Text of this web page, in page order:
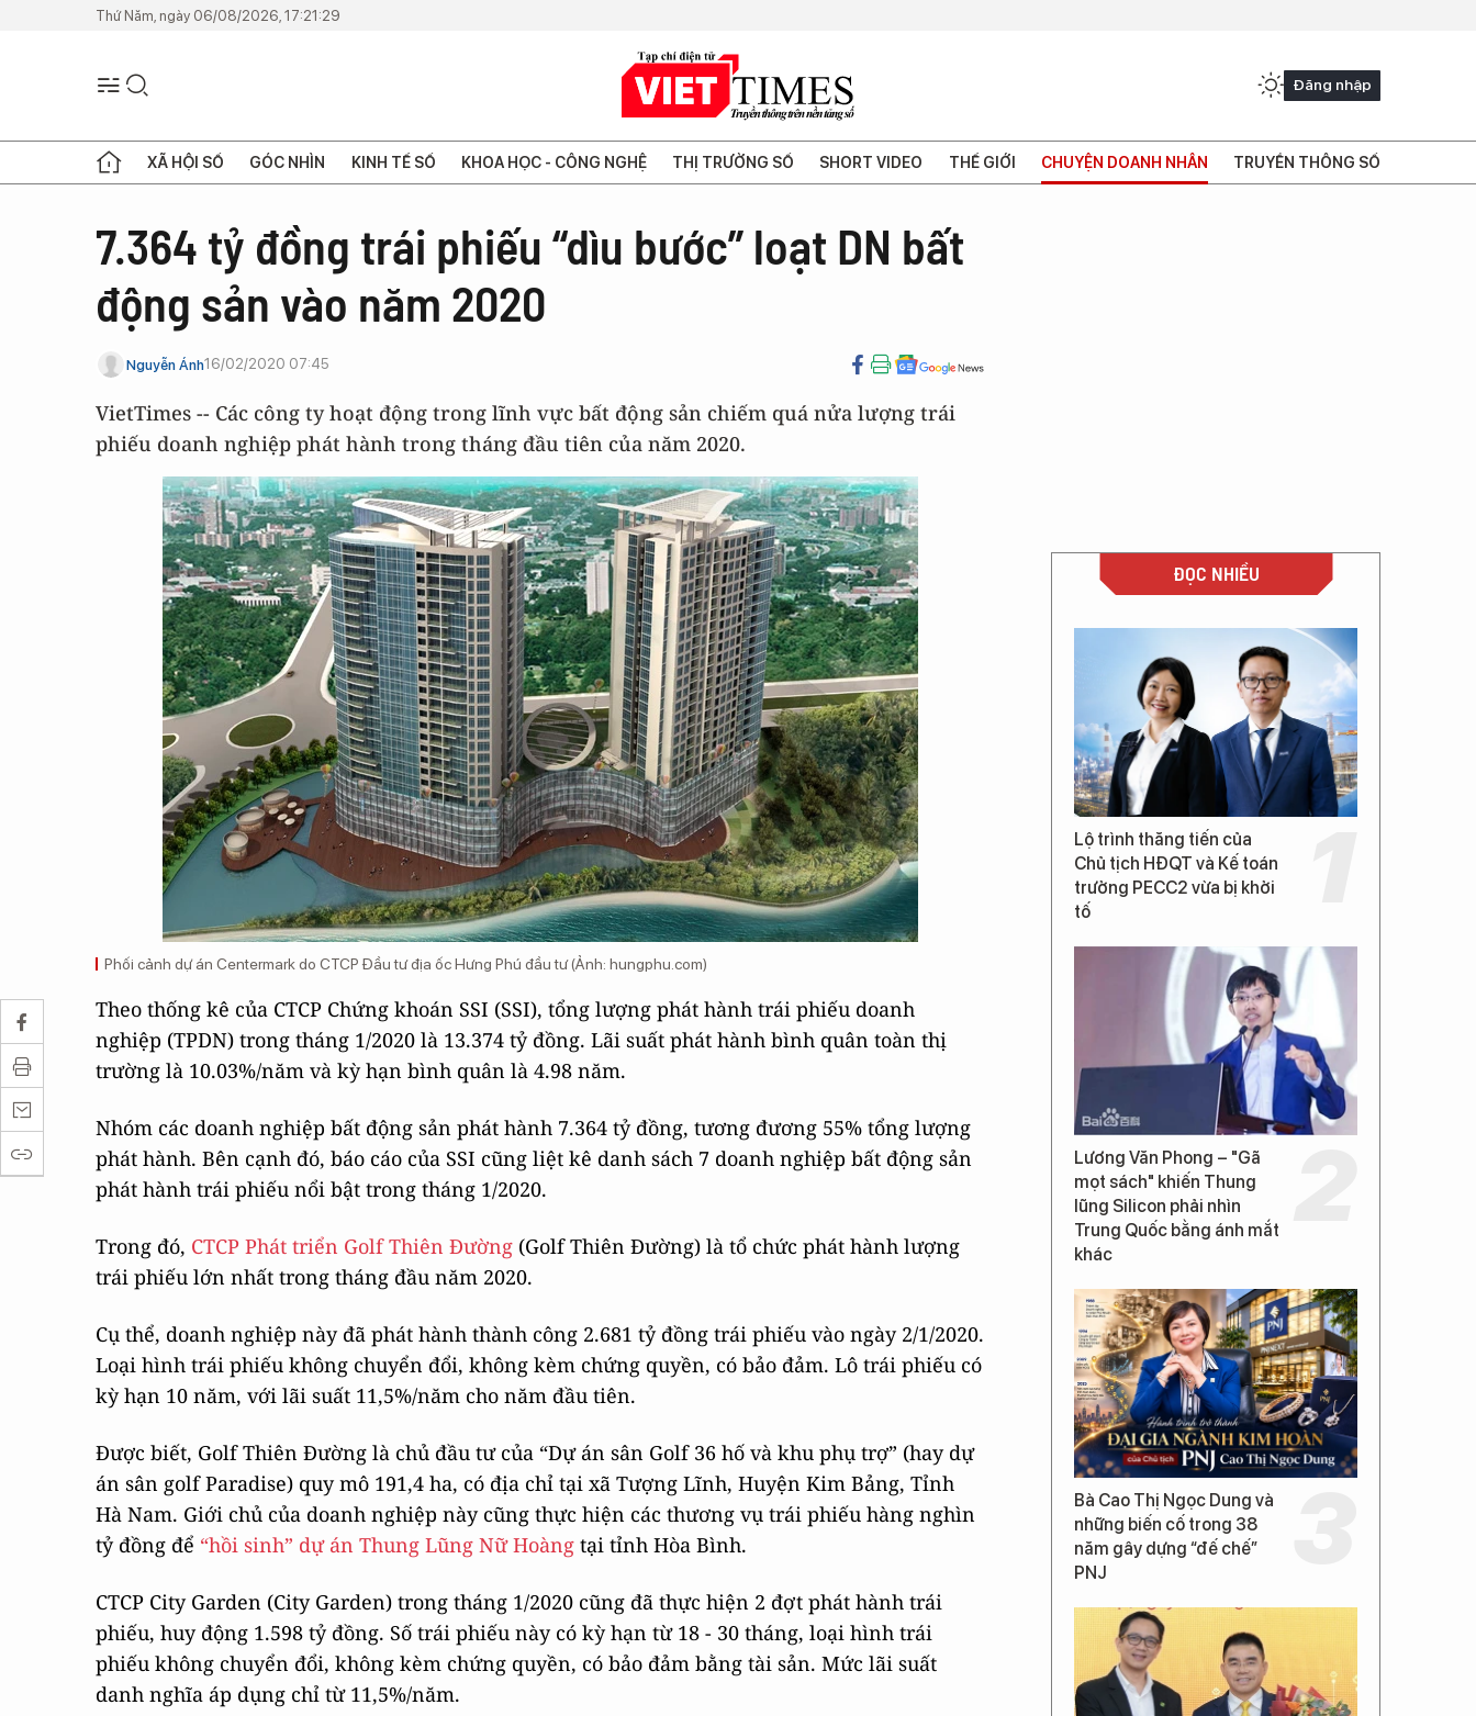
Thứ Năm, ngày 06/08/2026, 17:21:29
Đăng nhập
XÃ HỘI SỐ GÓC NHÌN KINH TẾ SỐ KHOA HỌC - CÔNG NGHỆ THỊ TRƯỜNG SỐ SHORT VIDEO THẾ GIỚI CHUYỆN DOANH NHÂN TRUYỀN THÔNG SỐ
7.364 tỷ đồng trái phiếu “dìu bước” loạt DN bất
động sản vào năm 2020
Nguyễn Ánh16/02/2020 07:45
VietTimes -- Các công ty hoạt động trong lĩnh vực bất động sản chiếm quá nửa lượng trái
phiếu doanh nghiệp phát hành trong tháng đầu tiên của năm 2020.
Phối cảnh dự án Centermark do CTCP Đầu tư địa ốc Hưng Phú đầu tư (Ảnh: hungphu.com)
Theo thống kê của CTCP Chứng khoán SSI (SSI), tổng lượng phát hành trái phiếu doanh
nghiệp (TPDN) trong tháng 1/2020 là 13.374 tỷ đồng. Lãi suất phát hành bình quân toàn thị
trường là 10.03%/năm và kỳ hạn bình quân là 4.98 năm.
Nhóm các doanh nghiệp bất động sản phát hành 7.364 tỷ đồng, tương đương 55% tổng lượng
phát hành. Bên cạnh đó, báo cáo của SSI cũng liệt kê danh sách 7 doanh nghiệp bất động sản
phát hành trái phiếu nổi bật trong tháng 1/2020.
Trong đó, CTCP Phát triển Golf Thiên Đường (Golf Thiên Đường) là tổ chức phát hành lượng
trái phiếu lớn nhất trong tháng đầu năm 2020.
Cụ thể, doanh nghiệp này đã phát hành thành công 2.681 tỷ đồng trái phiếu vào ngày 2/1/2020.
Loại hình trái phiếu không chuyển đổi, không kèm chứng quyền, có bảo đảm. Lô trái phiếu có
kỳ hạn 10 năm, với lãi suất 11,5%/năm cho năm đầu tiên.
Được biết, Golf Thiên Đường là chủ đầu tư của “Dự án sân Golf 36 hố và khu phụ trợ” (hay dự
án sân golf Paradise) quy mô 191,4 ha, có địa chỉ tại xã Tượng Lĩnh, Huyện Kim Bảng, Tỉnh
Hà Nam. Giới chủ của doanh nghiệp này cũng thực hiện các thương vụ trái phiếu hàng nghìn
tỷ đồng để “hồi sinh” dự án Thung Lũng Nữ Hoàng tại tỉnh Hòa Bình.
CTCP City Garden (City Garden) trong tháng 1/2020 cũng đã thực hiện 2 đợt phát hành trái
phiếu, huy động 1.598 tỷ đồng. Số trái phiếu này có kỳ hạn từ 18 - 30 tháng, loại hình trái
phiếu không chuyển đổi, không kèm chứng quyền, có bảo đảm bằng tài sản. Mức lãi suất
danh nghĩa áp dụng chỉ từ 11,5%/năm.
ĐỌC NHIỀU
Lộ trình thăng tiến của
Chủ tịch HĐQT và Kế toán
trưởng PECC2 vừa bị khởi
tố
Lương Văn Phong – "Gã
mọt sách" khiến Thung
lũng Silicon phải nhìn
Trung Quốc bằng ánh mắt
khác
Bà Cao Thị Ngọc Dung và
những biến cố trong 38
năm gây dựng “đế chế”
PNJ